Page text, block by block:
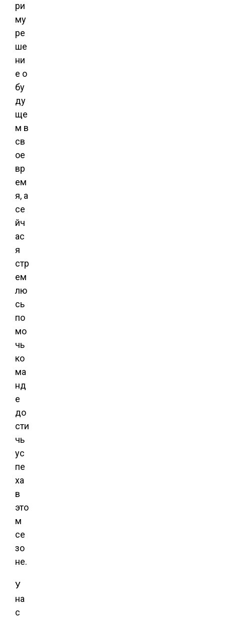
ри
му
ре
ше
ни
е о
бу
ду
ще
м в
св
ое
вр
ем
я, а
се
йч
ас
я
стр
ем
лю
сь
по
мо
чь
ко
ма
нд
е
до
сти
чь
ус
пе
ха
в
это
м
се
зо
не.
У
на
с